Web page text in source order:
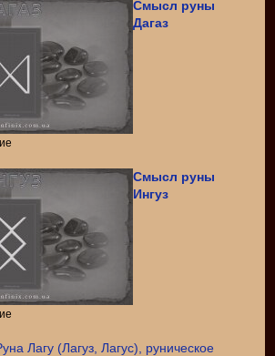
Смысл руны
Дагаз
Смысл руны
Ингуз